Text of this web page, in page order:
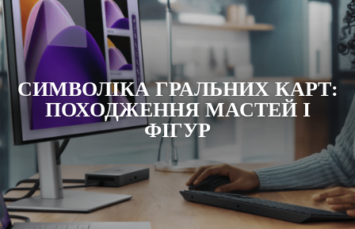
СИМВОЛІКА ГРАЛЬНИХ КАРТ:
ПОХОДЖЕННЯ МАСТЕЙ І
ФІГУР